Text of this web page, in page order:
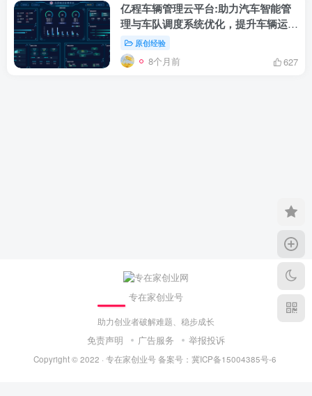
亿程车辆管理云平台:助力汽车智能管
理与车队调度系统优化，提升车辆运营
数据价值
原创经验
8个月前 627
专在家创业号
助力创业者破解难题、稳步成长
免责声明 广告服务 举报投诉
Copyright © 2022 · 专在家创业号备案号： 冀ICP备15004385号-6